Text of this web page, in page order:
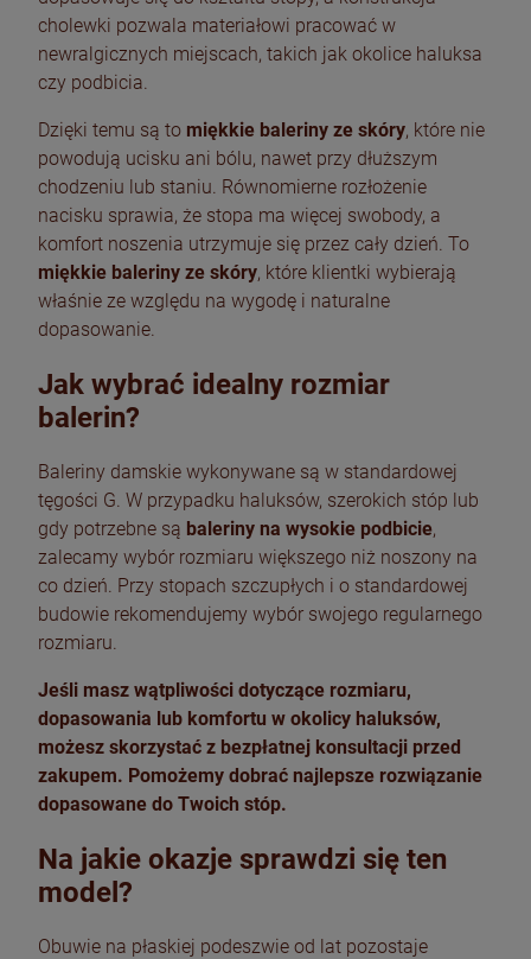
cholewki pozwala materiałowi pracować w
newralgicznych miejscach, takich jak okolice haluksa
czy podbicia.
Dzięki temu są to miękkie baleriny ze skóry, które nie
powodują ucisku ani bólu, nawet przy dłuższym
chodzeniu lub staniu. Równomierne rozłożenie
nacisku sprawia, że stopa ma więcej swobody, a
komfort noszenia utrzymuje się przez cały dzień. To
miękkie baleriny ze skóry, które klientki wybierają
właśnie ze względu na wygodę i naturalne
dopasowanie.
Jak wybrać idealny rozmiar
balerin?
Baleriny damskie wykonywane są w standardowej
tęgości G. W przypadku haluksów, szerokich stóp lub
gdy potrzebne są baleriny na wysokie podbicie,
zalecamy wybór rozmiaru większego niż noszony na
co dzień. Przy stopach szczupłych i o standardowej
budowie rekomendujemy wybór swojego regularnego
rozmiaru.
Jeśli masz wątpliwości dotyczące rozmiaru,
dopasowania lub komfortu w okolicy haluksów,
możesz skorzystać z bezpłatnej konsultacji przed
zakupem. Pomożemy dobrać najlepsze rozwiązanie
dopasowane do Twoich stóp.
Na jakie okazje sprawdzi się ten
model?
Obuwie na płaskiej podeszwie od lat pozostaje